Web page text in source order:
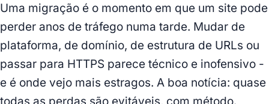
Uma migração é o momento em que um site pode
perder anos de tráfego numa tarde. Mudar de
plataforma, de domínio, de estrutura de URLs ou
passar para HTTPS parece técnico e inofensivo -
e é onde vejo mais estragos. A boa notícia: quase
todas as perdas são evitáveis, com método.